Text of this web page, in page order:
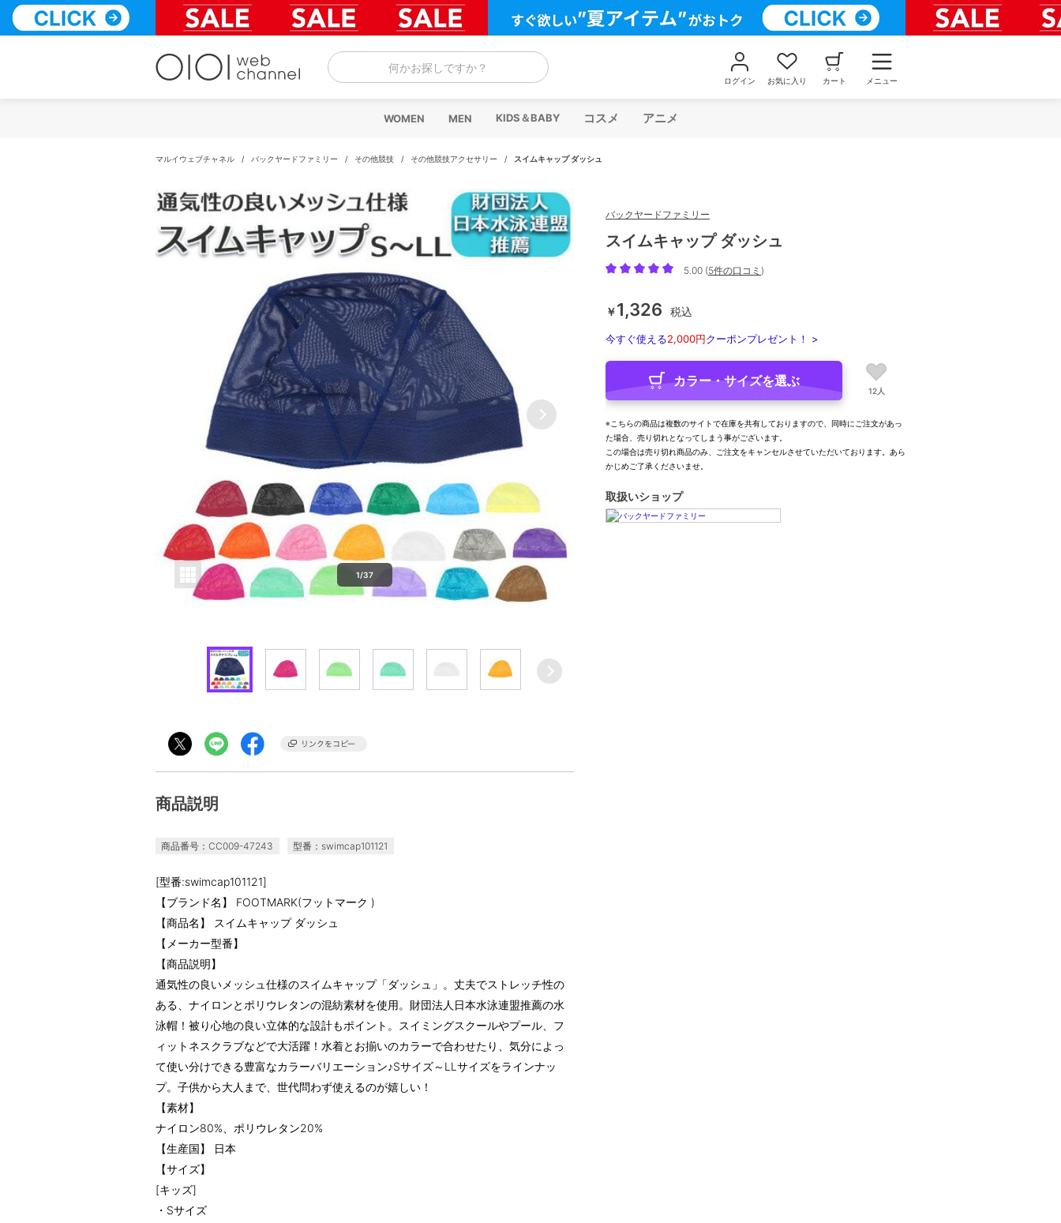
テ
何かお探しですか？
ログイン お気に入り カート メニュー
WOMEN MEN KIDS＆BABY コスメ アニメ
マルイウェブチャネル / バックヤードファミリー / その他競技 / その他競技アクセサリー / スイムキャップ ダッシュ
1/37
商品説明
商品番号：CC009-47243 型番：swimcap101121
[型番:swimcap101121]
【ブランド名】 FOOTMARK(フットマーク )
【商品名】 スイムキャップ ダッシュ
【メーカー型番】
【商品説明】
通気性の良いメッシュ仕様のスイムキャップ「ダッシュ」。丈夫でストレッチ性の
ある、ナイロンとポリウレタンの混紡素材を使用。財団法人日本水泳連盟推薦の水
泳帽！被り心地の良い立体的な設計もポイント。スイミングスクールやプール、フ
ィットネスクラブなどで大活躍！水着とお揃いのカラーで合わせたり、気分によっ
て使い分けできる豊富なカラーバリエーション♪Sサイズ～LLサイズをラインナッ
プ。子供から大人まで、世代問わず使えるのが嬉しい！
【素材】
ナイロン80%、ポリウレタン20%
【生産国】 日本
【サイズ】
[キッズ]
・Sサイズ
バックヤードファミリー
スイムキャップ ダッシュ
5.00 (5件の口コミ )
￥1,326 税込
今すぐ使える2,000円クーポンプレゼント！ >
カラー・サイズを選ぶ
12人
※こちらの商品は複数のサイトで在庫を共有しておりますので、同時にご注文があっ
た場合、売り切れとなってしまう事がございます。
この場合は売り切れ商品のみ、ご注文をキャンセルさせていただいております。あら
かじめご了承くださいませ。
取扱いショップ